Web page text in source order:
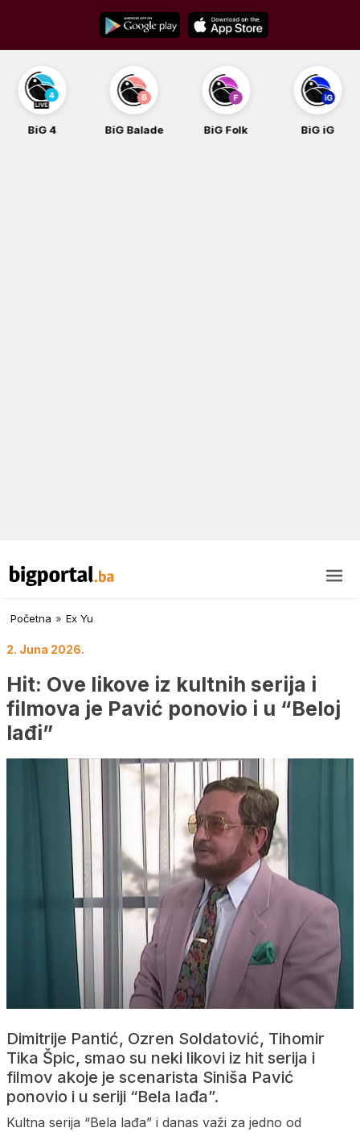
content
BiG 4 BiG Balade BiG Folk BiG iG
Početna » Ex Yu
2. Juna 2026.
Hit: Ove likove iz kultnih serija i
filmova je Pavić ponovio i u “Beloj
lađi”
Dimitrije Pantić, Ozren Soldatović, Tihomir
Tika Špic, smao su neki likovi iz hit serija i
filmov akoje je scenarista Siniša Pavić
ponovio i u seriji “Bela lađa”.
Kultna serija “Bela lađa” i danas važi za jedno od